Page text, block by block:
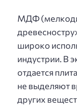
МДФ
широко
индустрии. В
отдается
не выделяют
других